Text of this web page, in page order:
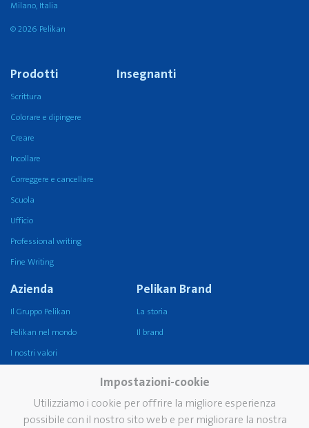
Milano, Italia
© 2026 Pelikan
Prodotti
Scrittura
Colorare e dipingere
Creare
Incollare
Correggere e cancellare
Scuola
Ufficio
Professional writing
Fine Writing
Insegnanti
Azienda
Il Gruppo Pelikan
Pelikan nel mondo
I nostri valori
Museo
Pelikan Brand
La storia
Il brand
Impostazioni-cookie
Utilizziamo i cookie per offrire la migliore esperienza
possibile con il nostro sito web e per migliorare la nostra